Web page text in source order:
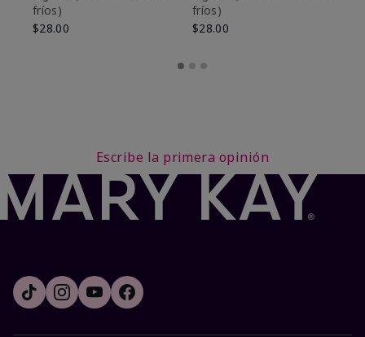
fríos)
$28.00
fríos)
$28.00
Escribe la primera opinión